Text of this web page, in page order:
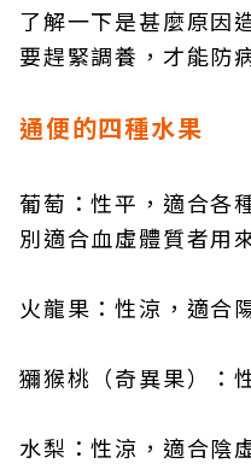
了解一下是甚麼原因
要趕緊調養，才能防
通便的四種水果
葡萄：性平，適合各
別適合血虛體質者用
火龍果：性涼，適合
獼猴桃（奇異果）：
水梨：性涼，適合陰